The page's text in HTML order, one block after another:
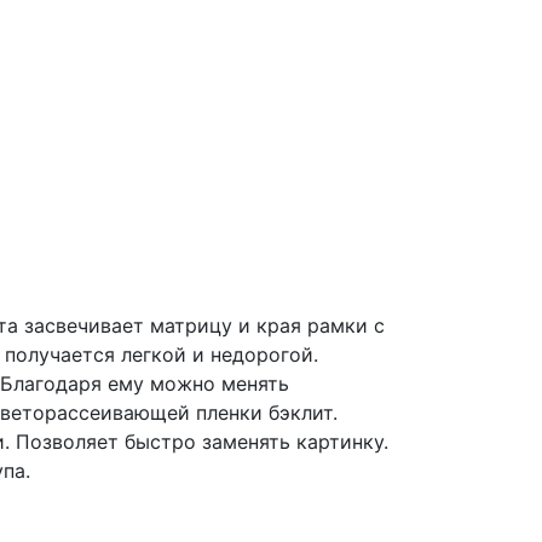
засвечивает матрицу и края рамки с
легкой и недорогой.
ему можно менять
пленки бэклит.
быстро заменять картинку.